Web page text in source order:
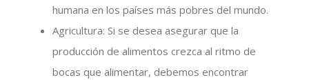
humana en los países más pobres del mundo.
Agricultura: Si se desea asegurar que la
producción de alimentos crezca al ritmo de
bocas que alimentar, debemos encontrar